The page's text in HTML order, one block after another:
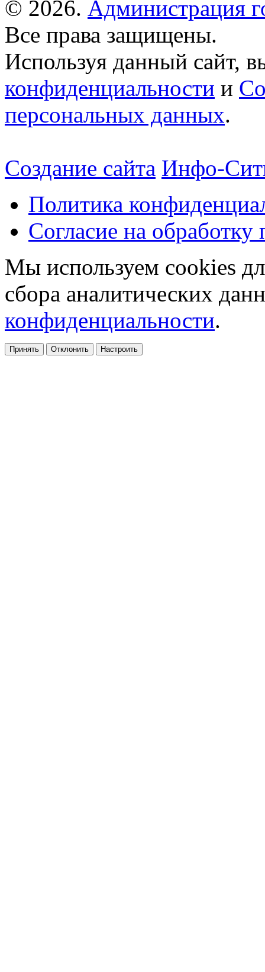
© 2026. Администрация
Все права защищены.
Используя данный сайт,
конфиденциальности и
персональных данных.
Создание сайта Инфо-
Политика
Согласие на
Мы используем cookies
сбора аналитических
конфиденциальности.
Принять Отклонить Настроить